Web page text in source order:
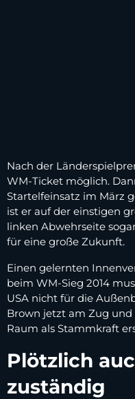
Nach der
WM-Ticket möglich.
Startelfeinsatz im März
ist er auf der einstigen
linken Abwehrseite
für eine große Zukunft.
Einen gelernten
beim WM-Sieg 2014
USA nicht für die
Brown jetzt am Zug
Raum als Stammkraft
Plötzlich
zuständig